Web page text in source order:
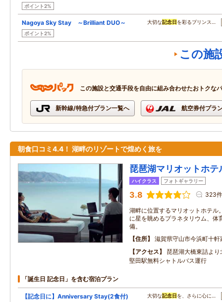
ポイント2%
Nagoya Sky Stay ～Brilliant DUO～
ポイント2%
大切な記念日 を彩るプリンス…
この施
この施設と交通手段を自由に組み合わせたおトクな
新幹線/特急付プラン一覧へ 航空券付プラ
朝食口コミ4.4！ 湖畔のリゾートで煌めく旅を
琵琶湖マリオットホテ
ハイクラス フォトギャラリー
3.8 323件
湖畔に位置するマリオットホテル
に星を眺めるプラネタリウム、体
備。
住所
滋賀県守山市今浜町十軒
アクセス
琵琶湖大橋東詰よ
堅田駅無料シャトルバス運行
「誕生日 記念日」を含む宿泊プラン
【記念日に】Anniversary Stay(2食付) 大切な記念日 を、さらに心に…